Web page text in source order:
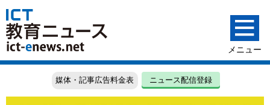
媒体・記事広告料金表 ニュース配信登録